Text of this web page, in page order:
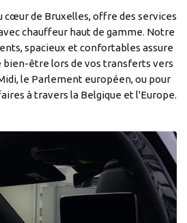
cœur de Bruxelles, offre des services
chauffeur haut de gamme. Notre
spacieux et confortables assure
être lors de vos transferts vers
le Parlement européen, ou pour
à travers la Belgique et l'Europe.